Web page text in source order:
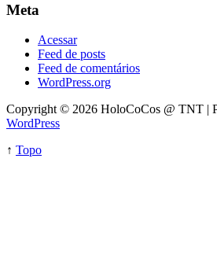
Meta
Acessar
Feed de posts
Feed de comentários
WordPress.org
Copyright © 2026 HoloCoCos @ TNT |
WordPress
↑ Topo